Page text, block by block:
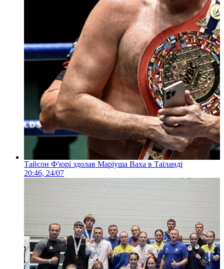
Тайсон Ф'юрі здолав Маріуша Ваха в Таїланді
20:46, 24/07